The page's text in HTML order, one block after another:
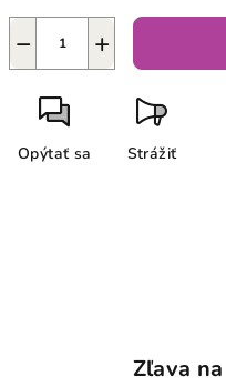
+
−
Opýtať sa Strážiť
Zľava